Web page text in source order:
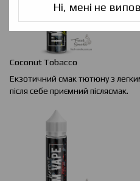
Ні, мені не
Coconut Tobacco
Екзотичний смак тютюну з
після себе приємний післясмак.